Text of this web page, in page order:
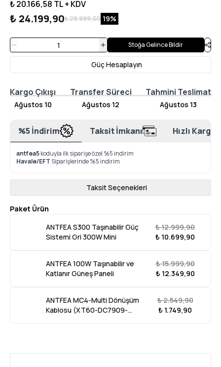
₺ 20.166,58 TL + KDV
₺ 24.199,90₺ 29.999,00 19%
Stoğa Gelince Bildir
Güç Hesaplayın
Kargo Çıkışı
Ağustos 10
Transfer Süreci
Ağustos 12
Tahmini Teslimat
Ağustos 13
%5 İndirim Taksit İmkanı Hızlı Kargo
antfea5koduyla ilk siparişe özel %5 indirim
Havale/EFTSiparişlerinde %5 indirim
Taksit Seçenekleri
Paket Ürün
ANTFEA S300 Taşınabilir Güç
Sistemi Gri 300W Mini
₺ 12.999,90
₺ 10.699,90
ANTFEA 100W Taşınabilir ve
Katlanır Güneş Paneli
₺ 15.999,90
₺ 12.349,90
ANTFEA MC4-Multi Dönüşüm
Kablosu (XT60-DC7909-
₺ 2.549,90
₺ 1.749,90